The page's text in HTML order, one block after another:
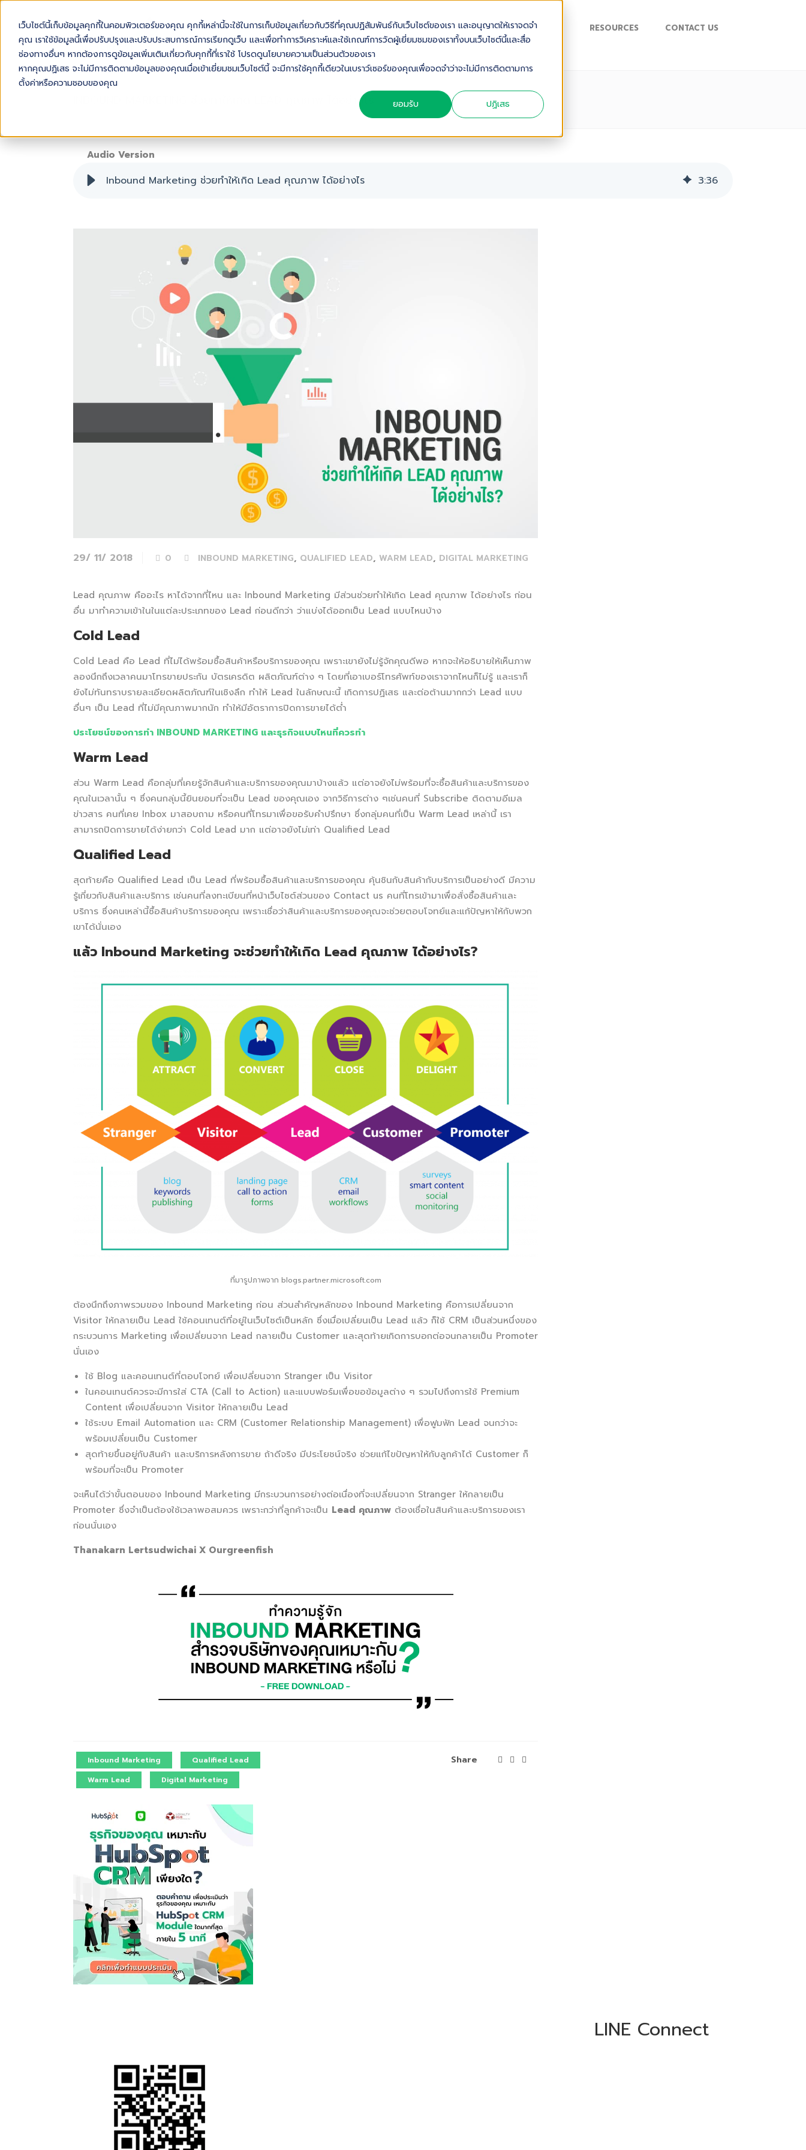
เว็บไซต์นี้เก็บข้อมูลคุกกี้ในคอมพิวเตอร์ของคุณ คุกกี้เหล่านี้จะใช้ในการเก็บข้อมูลเกี่ยวกับวิธีที่คุณปฏิสัมพันธ์กับเว็บไซต์ของเรา และอนุญาตให้เราจดจำ
คุณ เราใช้ข้อมูลนี้เพื่อปรับปรุงและปรับประสบการณ์การเรียกดูเว็บ และเพื่อทำการวิเคราะห์และใช้เกณฑ์การวัดผู้เยี่ยมชมของเราทั้งบนเว็บไซต์นี้และสื่อ
ช่องทางอื่นๆ หากต้องการดูข้อมูลเพิ่มเติมเกี่ยวกับคุกกี้ที่เราใช้ โปรดดูนโยบายความเป็นส่วนตัวของเรา
หากคุณปฏิเสธ จะไม่มีการติดตามข้อมูลของคุณเมื่อเข้าเยี่ยมชมเว็บไซต์นี้ จะมีการใช้คุกกี้เดียวในเบราว์เซอร์ของคุณเพื่อจดจำว่าจะไม่มีการติดตามการ
ตั้งค่าหรือความชอบของคุณ
ยอมรับ
ปฏิเสธ
ABOUT US SOLUTIONS INDUSTRIES SERVICES & SUPPORT RESOURCES CONTACT US
INBOUND MARKETING ช่วยทำให้เกิด LEAD คุณภาพ ได้อย่างไร
Audio Version
Inbound Marketing ช่วยทำให้เกิด Lead คุณภาพ ได้อย่างไร 3:36
29/ 11/ 2018 0 INBOUND MARKETING, QUALIFIED LEAD, WARM LEAD, DIGITAL MARKETING
Lead คุณภาพ คืออะไร หาได้จากที่ไหน และ Inbound Marketing มีส่วนช่วยทำให้เกิด Lead คุณภาพ ได้อย่างไร ก่อน
อื่น มาทำความเข้าในในแต่ละประเภทของ Lead ก่อนดีกว่า ว่าแบ่งได้ออกเป็น Lead แบบไหนบ้าง
Cold Lead
Cold Lead คือ Lead ที่ไม่ได้พร้อมซื้อสินค้าหรือบริการของคุณ เพราะเขายังไม่รู้จักคุณดีพอ หากจะให้อธิบายให้เห็นภาพ
ลองนึกถึงเวลาคนมาโทรขายประกัน บัตรเครดิต ผลิตภัณฑ์ต่าง ๆ โดยที่เอาเบอร์โทรศัพท์ของเราจากไหนก็ไม่รู้ และเราก็
ยังไม่ทันทราบรายละเอียดผลิตภัณฑ์ในเชิงลึก ทำให้ Lead ในลักษณะนี้ เกิดการปฏิเสธ และต่อต้านมากกว่า Lead แบบ
อื่นๆ เป็น Lead ที่ไม่มีคุณภาพมากนัก ทำให้มีอัตราการปิดการขายได้ต่ำ
ประโยชน์ของการทำ INBOUND MARKETING และธุรกิจแบบไหนที่ควรทำ
Warm Lead
ส่วน Warm Lead คือกลุ่มที่เคยรู้จักสินค้าและบริการของคุณมาบ้างแล้ว แต่อาจยังไม่พร้อมที่จะซื้อสินค้าและบริการของ
คุณในเวลานั้น ๆ ซึ่งคนกลุ่มนี้ยินยอมที่จะเป็น Lead ของคุณเอง จากวิธีการต่าง ๆเช่นคนที่ Subscribe ติดตามอีเมล
ข่าวสาร คนที่เคย Inbox มาสอบถาม หรือคนที่โทรมาเพื่อขอรับคำปรึกษา ซึ่งกลุ่มคนที่เป็น Warm Lead เหล่านี้ เรา
สามารถปิดการขายได้ง่ายกว่า Cold Lead มาก แต่อาจยังไม่เท่า Qualified Lead
Qualified Lead
สุดท้ายคือ Qualified Lead เป็น Lead ที่พร้อมซื้อสินค้าและบริการของคุณ คุ้นชินกับสินค้ากับบริการเป็นอย่างดี มีความ
รู้เกี่ยวกับสินค้าและบริการ เช่นคนที่ลงทะเบียนที่หน้าเว็บไซต์ส่วนของ Contact us คนที่โทรเข้ามาเพื่อสั่งซื้อสินค้าและ
บริการ ซึ่งคนเหล่านี้ซื้อสินค้าบริการของคุณ เพราะเชื่อว่าสินค้าและบริการของคุณจะช่วยตอบโจทย์และแก้ปัญหาให้กับพวก
เขาได้นั่นเอง
แล้ว Inbound Marketing จะช่วยทำให้เกิด Lead คุณภาพ ได้อย่างไร?
ที่มารูปภาพจาก blogs.partner.microsoft.com
ต้องนึกถึงภาพรวมของ Inbound Marketing ก่อน ส่วนสำคัญหลักของ Inbound Marketing คือการเปลี่ยนจาก
Visitor ให้กลายเป็น Lead ใช้คอนเทนต์ที่อยู่ในเว็บไซต์เป็นหลัก ซึ่งเมื่อเปลี่ยนเป็น Lead แล้ว ก็ใช้ CRM เป็นส่วนหนึ่งของ
กระบวนการ Marketing เพื่อเปลี่ยนจาก Lead กลายเป็น Customer และสุดท้ายเกิดการบอกต่อจนกลายเป็น Promoter
นั่นเอง
ใช้ Blog และคอนเทนต์ที่ตอบโจทย์ เพื่อเปลี่ยนจาก Stranger เป็น Visitor
ในคอนเทนต์ควรจะมีการใส่ CTA (Call to Action) และแบบฟอร์มเพื่อขอข้อมูลต่าง ๆ รวมไปถึงการใช้ Premium
Content เพื่อเปลี่ยนจาก Visitor ให้กลายเป็น Lead
ใช้ระบบ Email Automation และ CRM (Customer Relationship Management) เพื่อฟูมฟัก Lead จนกว่าจะ
พร้อมเปลี่ยนเป็น Customer
สุดท้ายขึ้นอยู่กับสินค้า และบริการหลังการขาย ถ้าดีจริง มีประโยชน์จริง ช่วยแก้ไขปัญหาให้กับลูกค้าได้ Customer ก็
พร้อมที่จะเป็น Promoter
จะเห็นได้ว่าขั้นตอนของ Inbound Marketing มีกระบวนการอย่างต่อเนื่องที่จะเปลี่ยนจาก Stranger ให้กลายเป็น
Promoter ซึ่งจำเป็นต้องใช้เวลาพอสมควร เพราะกว่าที่ลูกค้าจะเป็น Lead คุณภาพ ต้องเชื่อในสินค้าและบริการของเรา
ก่อนนั่นเอง
Thanakarn Lertsudwichai X Ourgreenfish
Inbound Marketing
Qualified Lead
Warm Lead
Digital Marketing
Share
LINE Connect